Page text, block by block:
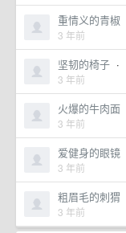
重情义的青椒
3 年前
坚韧的椅子 ·
3 年前
火爆的牛肉面
3 年前
爱健身的眼镜
3 年前
粗眉毛的刺猬
3 年前